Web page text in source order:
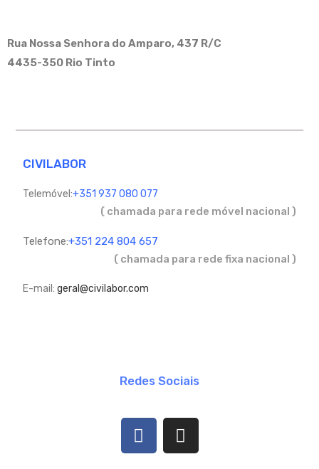
Rua Nossa Senhora do Amparo, 437 R/C
4435-350 Rio Tinto
CIVILABOR
Telemóvel:+351 937 080 077
( chamada para rede móvel nacional )
Telefone:+351 224 804 657
( chamada para rede fixa nacional )
E-mail:geral@civilabor.com
Redes Sociais